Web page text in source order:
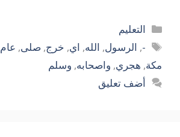
التصنيفات
التعليم
الوسوم-
, الرسول, الله, اي, خرج,صلى, عام
مكة, هجري, واصحابه, وسلم
أضف تعليق